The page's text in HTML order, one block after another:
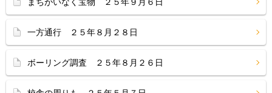
一方通行 ２５年８月２８日
ボーリング調査 ２５年８月２６日